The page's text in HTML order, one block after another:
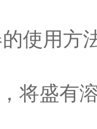
使用方
盛有溶